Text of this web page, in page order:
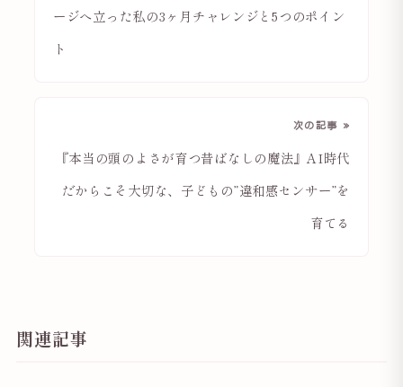
ージへ立った私の3ヶ月チャレンジと5つのポイン
ト
次の記事 »
『本当の頭のよさが育つ昔ばなしの魔法』AI時代
だからこそ大切な、子どもの”違和感センサー”を
育てる
関連記事